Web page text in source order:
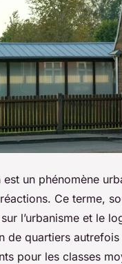
un phénomène
Ce terme,
l’urbanisme et le
de quartiers
pour les classes